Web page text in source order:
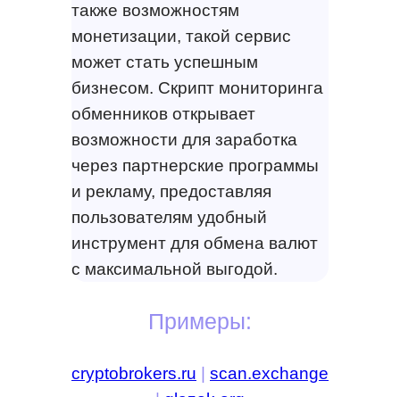
также возможностям
монетизации, такой сервис
может стать успешным
бизнесом. Скрипт мониторинга
обменников открывает
возможности для заработка
через партнерские программы
и рекламу, предоставляя
пользователям удобный
инструмент для обмена валют
с максимальной выгодой.
Примеры:
cryptobrokers.ru
scan.exchange